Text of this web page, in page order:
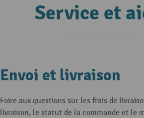
Service et
Envoi et livraison
Foire aux questions sur les frais de
livraison, le statut de la commande et le